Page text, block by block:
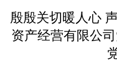
殷殷关切暖人心
资产经营有限公